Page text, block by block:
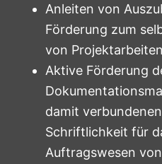
Anleiten von
Förderung zum
von
Aktive Förderung
damit
Schriftlichkeit für
Auftragswesen